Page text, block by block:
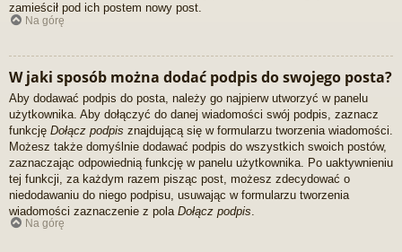
zamieścił pod ich postem nowy post.
Na górę
W jaki sposób można dodać podpis do swojego posta?
Aby dodawać podpis do posta, należy go najpierw utworzyć w panelu
użytkownika. Aby dołączyć do danej wiadomości swój podpis, zaznacz
funkcję Dołącz podpis znajdującą się w formularzu tworzenia wiadomości.
Możesz także domyślnie dodawać podpis do wszystkich swoich postów,
zaznaczając odpowiednią funkcję w panelu użytkownika. Po uaktywnieniu
tej funkcji, za każdym razem pisząc post, możesz zdecydować o
niedodawaniu do niego podpisu, usuwając w formularzu tworzenia
wiadomości zaznaczenie z pola Dołącz podpis
Na górę